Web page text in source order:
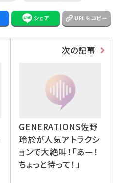
シェア URLをコピー
次の記事
GENERATIONS佐野
玲於が人気アトラクシ
ョンで大絶叫！「あー！
ちょっと待って！」